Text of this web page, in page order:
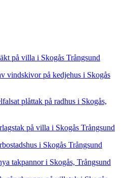
på villa i Skogås Trångsund
vindskivor på kedjehus i Skogås
plåttak på radhus i Skogås,
på villa i Skogås Trångsund
i Skogås Trångsund
takpannor i Skogås, Trångsund